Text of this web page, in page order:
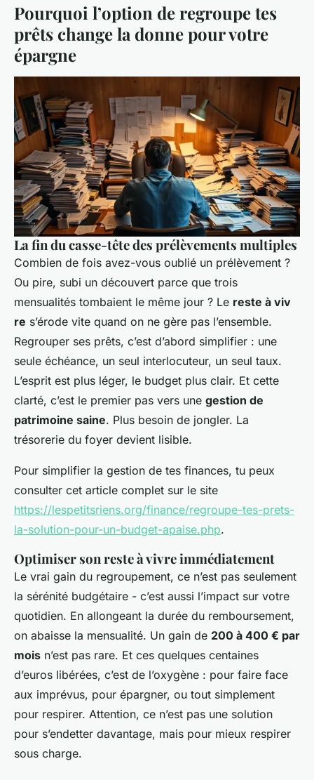
Pourquoi l’option de regroupe tes
prêts change la donne pour votre
épargne
La fin du casse-tête des prélèvements multiples
Combien de fois avez-vous oublié un prélèvement ?
Ou pire, subi un découvert parce que trois
mensualités tombaient le même jour ? Le reste à viv
re s’érode vite quand on ne gère pas l’ensemble.
Regrouper ses prêts, c’est d’abord simplifier : une
seule échéance, un seul interlocuteur, un seul taux.
L’esprit est plus léger, le budget plus clair. Et cette
clarté, c’est le premier pas vers une gestion de
patrimoine saine. Plus besoin de jongler. La
trésorerie du foyer devient lisible.
Pour simplifier la gestion de tes finances, tu peux
consulter cet article complet sur le site
https://lespetitsriens.org/finance/regroupe-tes-prets-
la-solution-pour-un-budget-apaise.php.
Optimiser son reste à vivre immédiatement
Le vrai gain du regroupement, ce n’est pas seulement
la sérénité budgétaire - c’est aussi l’impact sur votre
quotidien. En allongeant la durée du remboursement,
on abaisse la mensualité. Un gain de 200 à 400 € par
mois n’est pas rare. Et ces quelques centaines
d’euros libérées, c’est de l’oxygène : pour faire face
aux imprévus, pour épargner, ou tout simplement
pour respirer. Attention, ce n’est pas une solution
pour s’endetter davantage, mais pour mieux respirer
sous charge.